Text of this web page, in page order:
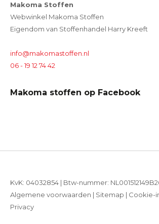
Makoma Stoffen
Webwinkel Makoma Stoffen
Eigendom van Stoffenhandel Harry Kreeft
info@makomastoffen.nl
06 - 19 12 74 42
Makoma stoffen op Facebook
KvK: 04032854 | Btw-nummer:
Algemene voorwaarden | Sitemap | Cookie-
Privacy